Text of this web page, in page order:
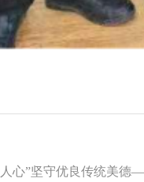
心”坚守优良传统美德